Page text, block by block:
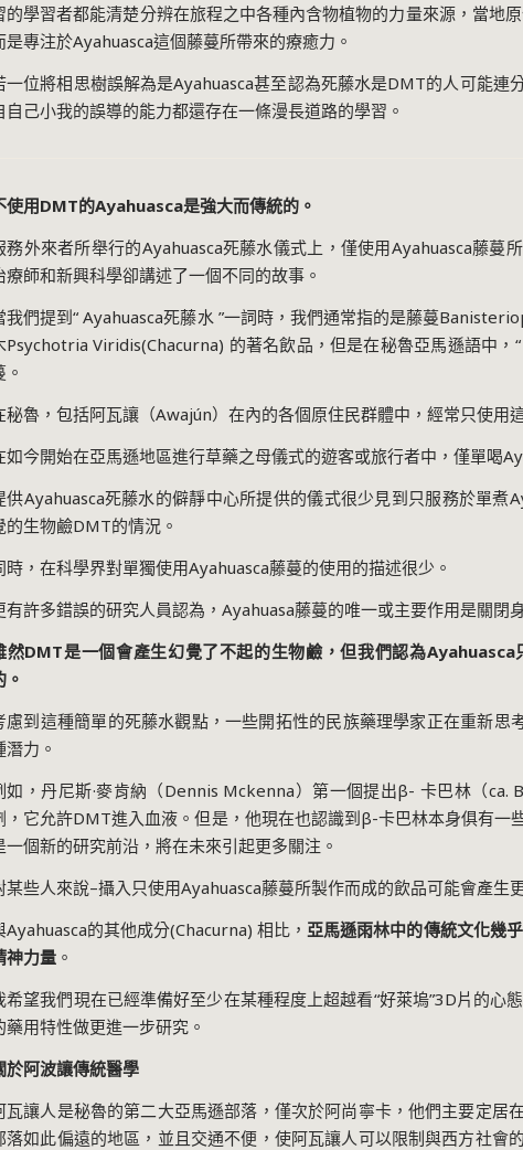
的學習者都能清楚分辨在旅程之中各種內含物植物的力量來源，當地
是專注於Ayahuasca這個藤蔓所帶來的療癒力。
一位將相思樹誤解為是Ayahuasca甚至認為死藤水是DMT的人可能連
自己小我的誤導的能力都還存在一條漫長道路的學習。
使用DMT的Ayahuasca是強大而傳統的。
務外來者所舉行的Ayahuasca死藤水儀式上，僅使用Ayahuasca藤蔓
療師和新興科學卻講述了一個不同的故事。
我們提到“ Ayahuasca死藤水 ”一詞時，我們通常指的是藤蔓
Psychotria Viridis(Chacurna) 的著名飲品，但是在秘魯亞馬遜語中，
。
秘魯，包括阿瓦讓（Awajún）在內的各個原住民群體中，經常只使用
如今開始在亞馬遜地區進行草藥之母儀式的遊客或旅行者中，僅單喝
供Ayahuasca死藤水的僻靜中心所提供的儀式很少見到只服務於單煮
的生物鹼DMT的情況。
時，在科學界對單獨使用Ayahuasca藤蔓的使用的描述很少。
有許多錯誤的研究人員認為， Ayahuasa藤蔓的唯一或主要作用是關閉
然DMT是一個會產生幻覺了不起的生物鹼，但我們認為Ayahuasca
。
慮到這種簡單的死藤水觀點，一些開拓性的民族藥理學家正在重新思
潛力。
如，丹尼斯·麥肯納（Dennis Mckenna）第一個提出β- 卡巴林（ca.
，它允許DMT進入血液。但是，他現在也認識到β-卡巴林本身俱有一
一個新的研究前沿，將在未來引起更多關注。
某些人來說–攝入只使用Ayahuasca藤蔓所製作而成的飲品可能會產生
Ayahuasca的其他成分(Chacurna)相比， 亞馬遜雨林中的傳統文化幾
神力量 。
希望我們現在已經準備好至少在某種程度上超越看“好萊塢”3D片的心
藥用特性做更進一步研究。
於阿波讓傳統醫學
瓦讓人是秘魯的第二大亞馬遜部落，僅次於阿尚寧卡，他們主要定居
落如此偏遠的地區，並且交通不便，使阿瓦讓人可以限制與西方社會